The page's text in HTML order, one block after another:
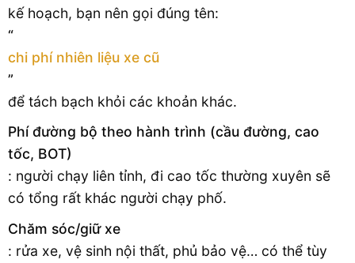
kế hoạch, bạn nên gọi đúng tên:
“
chi phí nhiên liệu xe cũ
”
để tách bạch khỏi các khoản khác.
Phí đường bộ theo hành trình (cầu đường, cao
tốc, BOT)
: người chạy liên tỉnh, đi cao tốc thường xuyên sẽ
có tổng rất khác người chạy phố.
Chăm sóc/giữ xe
: rửa xe, vệ sinh nội thất, phủ bảo vệ… có thể tùy